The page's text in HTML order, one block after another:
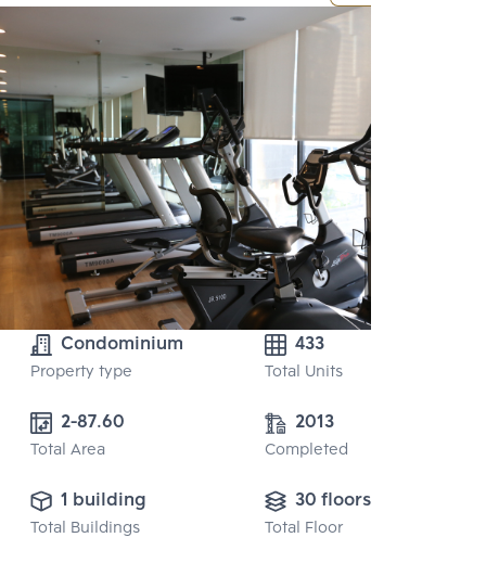
Condominium
Property type
433
Total Units
Total Area
2013
Completed
1 building
Total Buildings
30 floors
Total Floor